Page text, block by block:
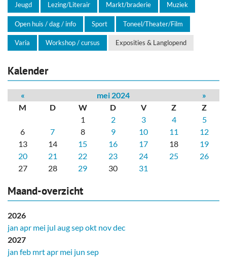
Jeugd Lezing/Literair Markt/braderie Muziek
Open huis / dag / info Sport Toneel/Theater/Film
Varia Workshop / cursus Exposities & Langlopend
Kalender
« mei 2024
»
M
D W D V Z
Z
1
2 3 4
5
6
7 8 9 10 11
12
13
14 15 16 17 18
19
20
21 22 23 24 25
26
27
28 29 30 31
Maand-overzicht
2026
jan apr mei jul augsepokt novdec
2027
jan feb mrtapr mei jun sep